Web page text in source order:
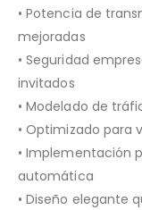
• Potencia de
mejoradas
• Seguridad
invitados
• Modelado de
• Optimizado para
• Implementación
automática
• Diseño elegante